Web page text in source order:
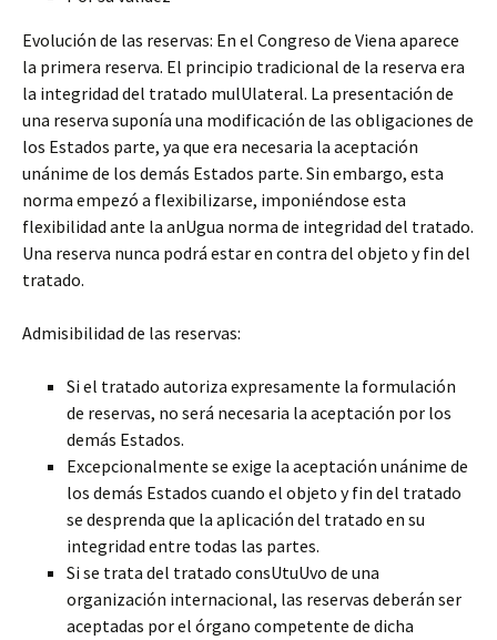
Evolución de las reservas: En el Congreso de Viena aparece
la primera reserva. El principio tradicional de la reserva era
la integridad del tratado mulUlateral. La presentación de
una reserva suponía una modificación de las obligaciones de
los Estados parte, ya que era necesaria la aceptación
unánime de los demás Estados parte. Sin embargo, esta
norma empezó a flexibilizarse, imponiéndose esta
flexibilidad ante la anUgua norma de integridad del tratado.
Una reserva nunca podrá estar en contra del objeto y fin del
tratado.
Admisibilidad de las reservas:
Si el tratado autoriza expresamente la formulación
de reservas, no será necesaria la aceptación por los
demás Estados.
Excepcionalmente se exige la aceptación unánime de
los demás Estados cuando el objeto y fin del tratado
se desprenda que la aplicación del tratado en su
integridad entre todas las partes.
Si se trata del tratado consUtuUvo de una
organización internacional, las reservas deberán ser
aceptadas por el órgano competente de dicha